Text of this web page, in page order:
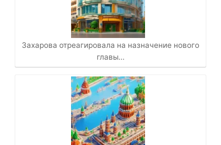
Захарова отреагировала на назначение нового
главы…